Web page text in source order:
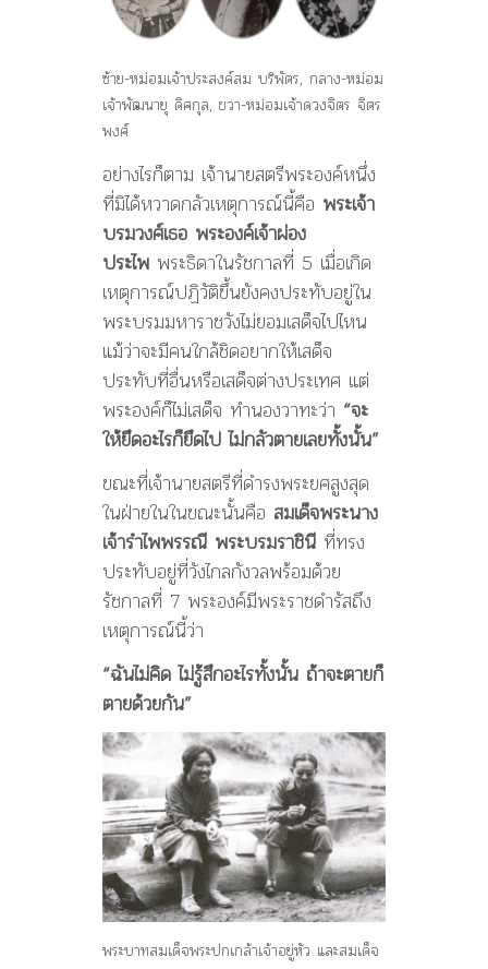
ซ้าย-หม่อมเจ้าประสงค์สม บริพัตร, กลาง-หม่อม
เจ้าพัฒนายุ ดิศกุล, ขวา-หม่อมเจ้าดวงจิตร จิตร
พงศ์
อย่างไรก็ตาม เจ้านายสตรีพระองค์หนึ่ง
ที่มิได้หวาดกลัวเหตุการณ์นี้คือ พระเจ้า
บรมวงศ์เธอ พระองค์เจ้าผ่อง
ประไพ พระธิดาในรัชกาลที่ 5 เมื่อเกิด
เหตุการณ์ปฏิวัติขึ้นยังคงประทับอยู่ใน
พระบรมมหาราชวังไม่ยอมเสด็จไปไหน
แม้ว่าจะมีคนใกล้ชิดอยากให้เสด็จ
ประทับที่อื่นหรือเสด็จต่างประเทศ แต่
พระองค์ก็ไม่เสด็จ ทำนองวาทะว่า “จะ
ให้ยึดอะไรก็ยึดไป ไม่กลัวตายเลยทั้งนั้น”
ขณะที่เจ้านายสตรีที่ดำรงพระยศสูงสุด
ในฝ่ายในในขณะนั้นคือ สมเด็จพระนาง
เจ้ารำไพพรรณี พระบรมราชินี ที่ทรง
ประทับอยู่ที่วังไกลกังวลพร้อมด้วย
รัชกาลที่ 7 พระองค์มีพระราชดำรัสถึง
เหตุการณ์นี้ว่า
“ฉันไม่คิด ไม่รู้สึกอะไรทั้งนั้น ถ้าจะตายก็
ตายด้วยกัน”
พระบาทสมเด็จพระปกเกล้าเจ้าอยู่หัว และสมเด็จ